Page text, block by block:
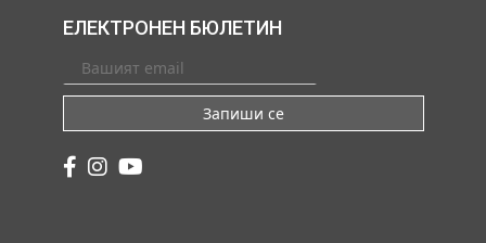
ЕЛЕКТРОНЕН БЮЛЕТИН
Запиши се